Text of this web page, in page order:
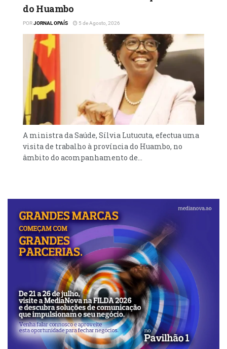
do Huambo
PORJORNAL OPAÍS 5 de Agosto, 2026
A ministra da Saúde, Sílvia Lutucuta, efectua uma
visita de trabalho à província do Huambo, no
âmbito do acompanhamento de...